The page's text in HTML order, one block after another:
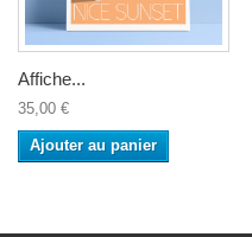
Affiche...
35,00 €
Ajouter au panier